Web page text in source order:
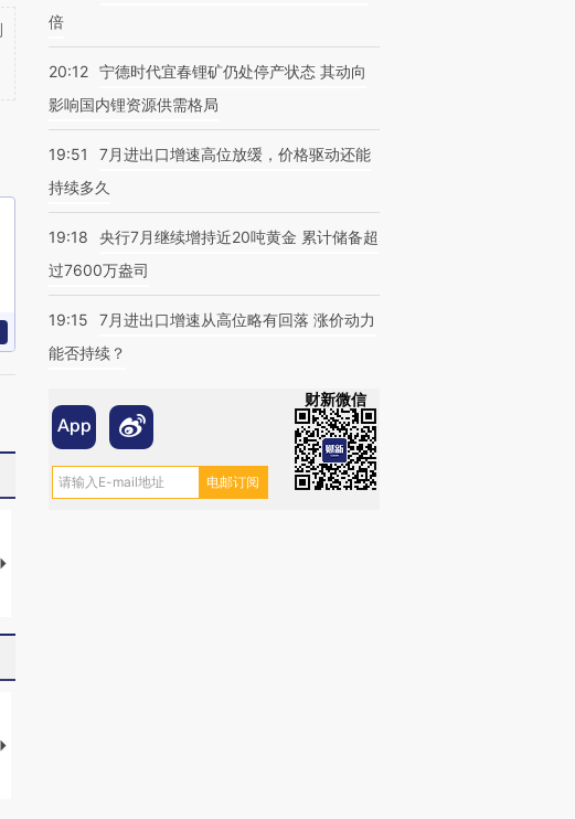
马航飞行员跨国走私7万
【推广】走进第四届链博
倍
20:12 宁德时代宜春锂矿仍处停产状态 其动向
影响国内锂资源供需格局
19:51
7月进出口增速高位放缓，价格驱动还能
持续多久
19:18
央行7月继续增持近20吨黄金 累计储备超
过7600万盎司
19:15
7月进出口增速从高位略有回落 涨价动力
能否持续？
财新微信